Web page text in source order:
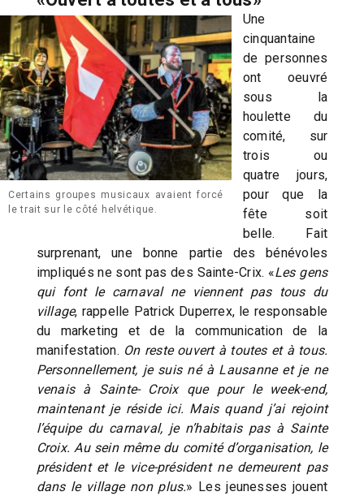
Certains groupes musicaux avaient forcé
le trait sur le côté helvétique.
Une
cinquantaine
de personnes
ont oeuvré
sous la
houlette du
comité, sur
trois ou
quatre jours,
pour que la
fête soit
belle. Fait
surprenant, une bonne partie des bénévoles
impliqués ne sont pas des Sainte-Crix. «Les gens
qui font le carnaval ne viennent pas tous du
village, rappelle Patrick Duperrex, le responsable
du marketing et de la communication de la
manifestation. On reste ouvert à toutes et à tous.
Personnellement, je suis né à Lausanne et je ne
venais à Sainte- Croix que pour le week-end,
maintenant je réside ici. Mais quand j’ai rejoint
l’équipe du carnaval, je n’habitais pas à Sainte
Croix. Au sein même du comité d’organisation, le
président et le vice-président ne demeurent pas
dans le village non plus.» Les jeunesses jouent